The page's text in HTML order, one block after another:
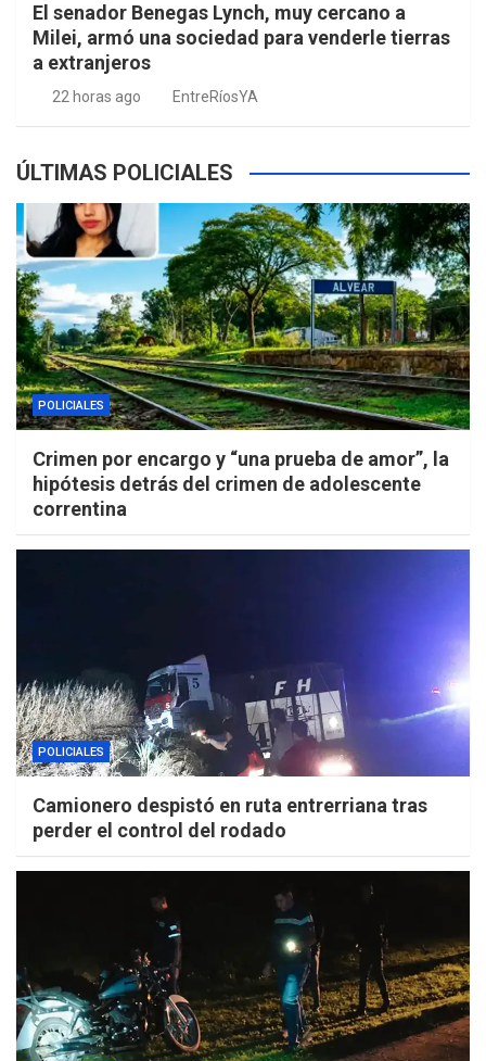
El senador Benegas Lynch, muy cercano a
Milei, armó una sociedad para venderle tierras
a extranjeros
22 horas ago EntreRíosYA
ÚLTIMAS POLICIALES
POLICIALES
Crimen por encargo y “una prueba de amor”, la
hipótesis detrás del crimen de adolescente
correntina
POLICIALES
Camionero despistó en ruta entrerriana tras
perder el control del rodado